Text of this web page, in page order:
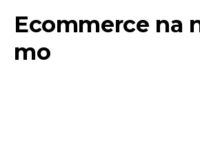
Ecommerce na
mo